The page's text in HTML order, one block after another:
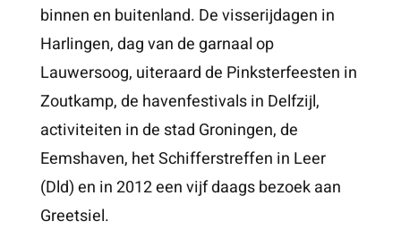
binnen en buitenland. De visserijdagen in
Harlingen, dag van de garnaal op
Lauwersoog, uiteraard de Pinksterfeesten in
Zoutkamp, de havenfestivals in Delfzijl,
activiteiten in de stad Groningen, de
Eemshaven, het Schifferstreffen in Leer
(Dld) en in 2012 een vijf daags bezoek aan
Greetsiel.